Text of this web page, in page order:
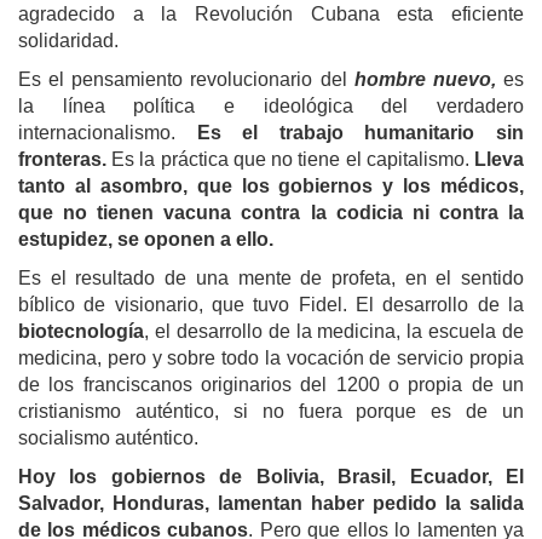
agradecido a la Revolución Cubana esta eficiente
solidaridad.
Es el pensamiento revolucionario del hombre nuevo,es
la línea política e ideológica del verdadero
internacionalismo.
Es el trabajo humanitario sin
fronteras. Es la práctica que no tiene el capitalismo. Lleva
tanto al asombro, que los gobiernos y los médicos,
que no tienen vacuna contra la codicia ni contra la
estupidez, se oponen a ello.
Es el resultado de una mente de profeta, en el sentido
bíblico de visionario, que tuvo Fidel. El desarrollo de la
biotecnología, el desarrollo de la medicina, la escuela de
medicina, pero y sobre todo la vocación de servicio propia
de los franciscanos originarios del 1200 o propia de un
cristianismo auténtico, si no fuera porque es de un
socialismo auténtico.
Hoy los gobiernos de Bolivia, Brasil, Ecuador, El
Salvador, Honduras, lamentan haber pedido la salida
de los médicos cubanos. Pero que ellos lo lamenten ya